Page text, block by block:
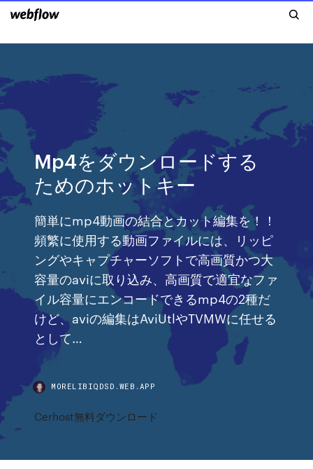
Mp4をダウンロードする
ためのホットキー
簡単にmp4動画の結合とカット編集を！！
頻繁に使用する動画ファイルには、リッピ
ングやキャプチャーソフトで高画質かつ大
容量のaviに取り込み、高画質で適宜なファ
イル容量にエンコードできるmp4の2種だ
けど、aviの編集はAviUtlやTVMWに任せる
として…
MORELIBIQDSD.WEB.APP
Cerhost無料ダウンロード